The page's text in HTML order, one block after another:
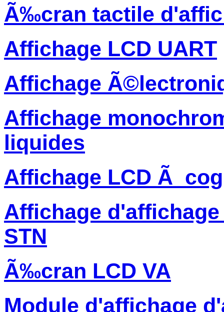
Ã‰cran tactile
Affichage LCD UART
Affichage
Affichage
liquides
Affichage LCD Ã cog
Affichage
STN
Ã‰cran LCD VA
Module d'affichage